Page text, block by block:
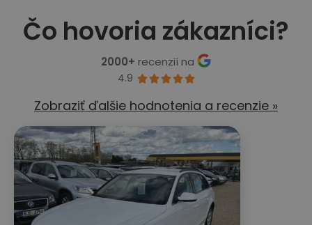
Čo hovoria zákazníci?
2000+ recenzií na
4.9 
Zobraziť ďalšie hodnotenia a recenzie »